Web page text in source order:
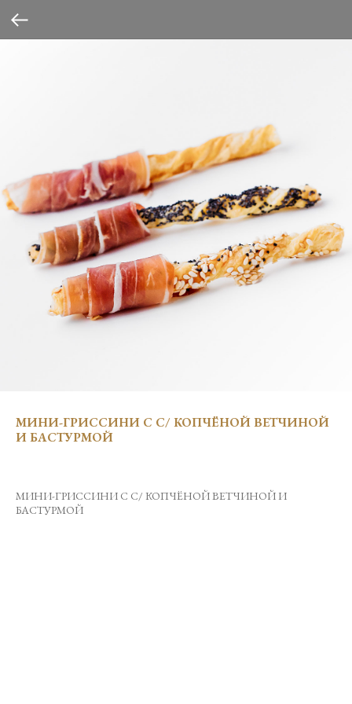
МИНИ-ГРИССИНИ С С/ КОПЧЁНОЙ ВЕТЧИНОЙ
И БАСТУРМОЙ
МИНИ-ГРИССИНИ С С/ КОПЧЁНОЙ ВЕТЧИНОЙ И
БАСТУРМОЙ